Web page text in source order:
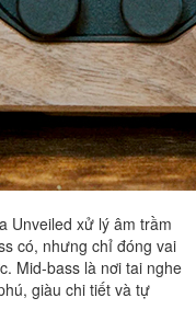
Unveiled xử lý âm trầm
có, nhưng chỉ đóng vai
Mid-bass là nơi tai nghe
giàu chi tiết và tự